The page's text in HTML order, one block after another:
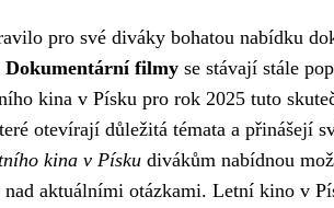
pro své diváky bohatou nabídku
Dokumentární filmy se stávají stále
kina v Písku pro rok 2025 tuto
otevírají důležitá témata a přinášejí
kina v Písku divákům nabídnou
aktuálními otázkami. Letní kino v